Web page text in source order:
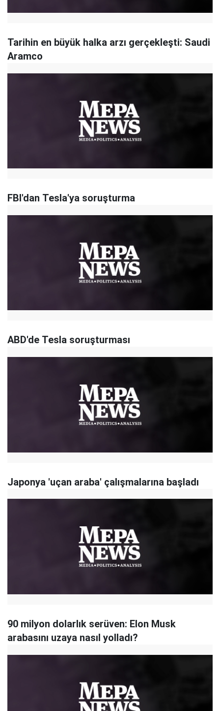
Tarihin en büyük halka arzı gerçekleşti: Saudi
Aramco
FBI'dan Tesla'ya soruşturma
ABD'de Tesla soruşturması
Japonya 'uçan araba' çalışmalarına başladı
90 milyon dolarlık serüven: Elon Musk
arabasını uzaya nasıl yolladı?